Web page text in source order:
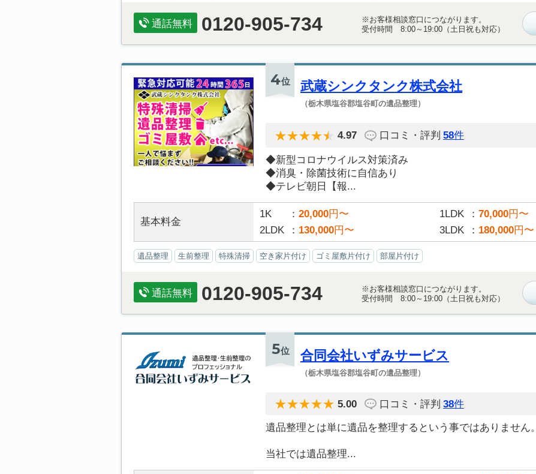
通話無料 0120-905-734
※お客様相談窓口につながります。
受付時間 8:00～19:00（土日祝も対応）
4位 武蔵シンクタンク株式会社
（栃木県塩谷郡塩谷町の遺品整理）
4.97 口コミ・評判 58件
◆新型コロナウイルス対策済み
◆消臭・除菌技術に自信あり
◆テレビ朝日【報...
基本料金
1K 20,000円〜 1LDK 70,000円〜
2LDK
130,000円〜 3LDK 180,000円〜
遺品整理 生前整理 特殊清掃 空き家片付け ゴミ屋敷片付け 部屋片付け
通話無料 0120-905-734
※お客様相談窓口につながります。
受付時間 8:00～19:00（土日祝も対応）
5位 合同会社いずみサービス
（栃木県塩谷郡塩谷町の遺品整理）
5.00 口コミ・評判 38件
遺品整理とは単に遺品を整理するという事ではありません。
当社では遺品整理...